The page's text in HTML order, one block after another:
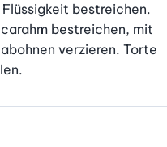
bestreichen.
bestreichen, mit
verzieren. Torte